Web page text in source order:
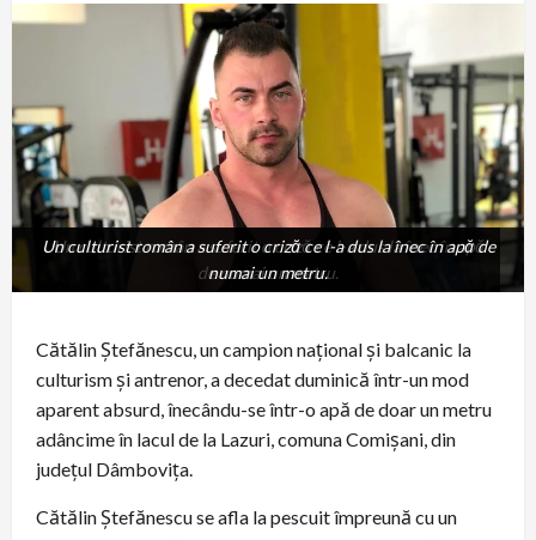
Un culturist român a suferit o criză ce l-a dus la înec în apă
de numai un metru.
Un culturist român a suferit o criză ce l-a dus la înec în apă de
numai un metru.
Cătălin Ștefănescu, un campion național și balcanic la
culturism și antrenor, a decedat duminică într-un mod
aparent absurd, înecându-se într-o apă de doar un metru
adâncime în lacul de la Lazuri, comuna Comișani, din
județul Dâmbovița.
Cătălin Ștefănescu se afla la pescuit împreună cu un